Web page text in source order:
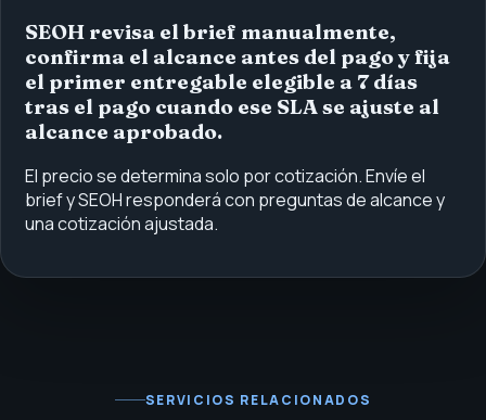
SEOH revisa el brief manualmente,
confirma el alcance antes del pago y fija
el primer entregable elegible a 7 días
tras el pago cuando ese SLA se ajuste al
alcance aprobado.
El precio se determina solo por cotización. Envíe el
brief y SEOH responderá con preguntas de alcance y
una cotización ajustada.
SERVICIOS RELACIONADOS